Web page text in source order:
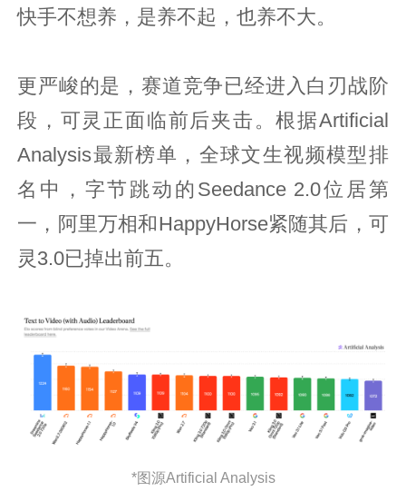
快手不想养，是养不起，也养不大。
更严峻的是，赛道竞争已经进入白刃战阶
段，可灵正面临前后夹击。根据Artificial
Analysis最新榜单，全球文生视频模型排
名中，字节跳动的Seedance 2.0位居第
一，阿里万相和HappyHorse紧随其后，可
灵3.0已掉出前五。
*图源Artificial Analysis